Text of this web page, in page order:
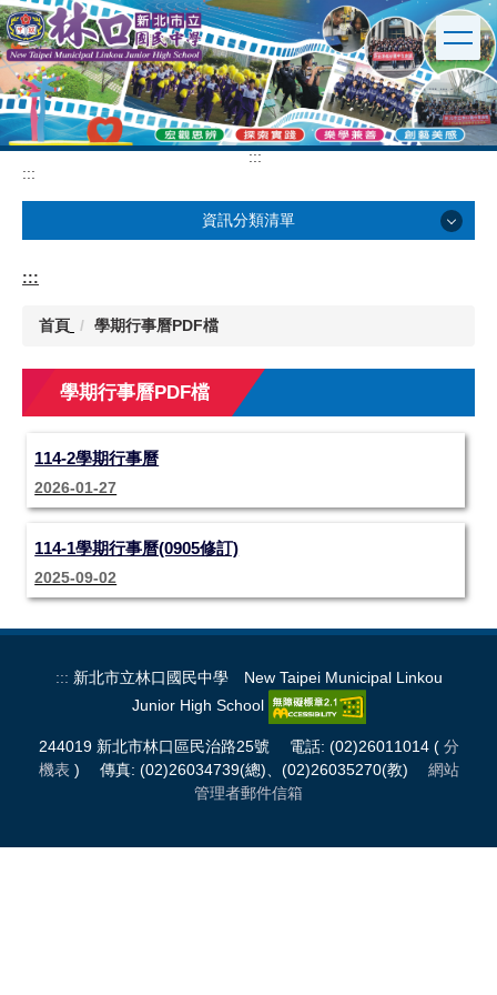
跳
到
主
要
內
容
區
:::
:::
資訊分類清單
行政單位
英文版
:::
首頁 學期行事曆PDF檔
學期行事曆PDF檔
114-2學期行事曆
2026-01-27
114-1學期行事曆(0905修訂)
2025-09-02
::: 新北市立林口國民中學 New Taipei Municipal Linkou
Junior High School
244019 新北市林口區民治路25號 電話: (02)26011014 ( 分
機表 ) 傳真: (02)26034739(總)、(02)26035270(教) 網站
管理者郵件信箱